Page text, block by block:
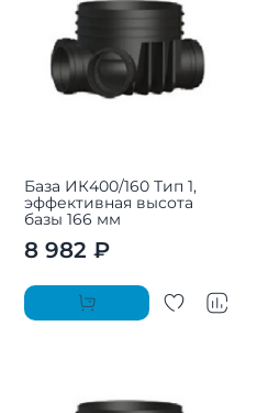
База ИК400/160 Тип 1,
эффективная высота
базы 166 мм
8 982 ₽